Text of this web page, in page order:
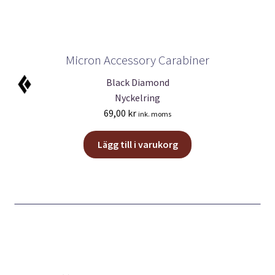
Micron Accessory Carabiner
Black Diamond
Nyckelring
69,00 kr ink. moms
Lägg till i varukorg